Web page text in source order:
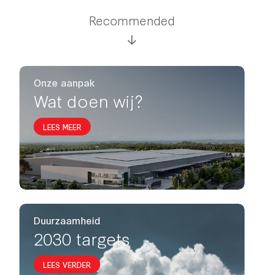
Recommended
Onze aanpak
Wat doen wij?
LEES MEER
Duurzaamheid
2030 targets
LEES VERDER